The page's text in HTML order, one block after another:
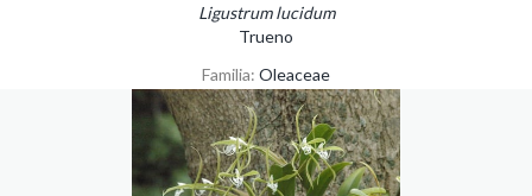
Ligustrum lucidum
Trueno
Familia: Oleaceae